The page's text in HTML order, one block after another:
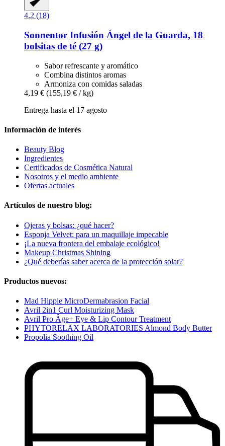
4.2 (18)
Sonnentor Infusión Ángel de la Guarda, 18
bolsitas de té (27 g)
Sabor refrescante y aromático
Combina distintos aromas
Armoniza con comidas saladas
4,19 € (155,19 € / kg)
Entrega hasta el 17 agosto
Información de interés
Beauty Blog
Ingredientes
Certificados de Cosmética Natural
Nosotros y el medio ambiente
Ofertas actuales
Artículos de nuestro blog:
Ojeras y bolsas: ¿qué hacer?
Esponja Velvet: para un maquillaje impecable
¡La nueva frontera del embalaje ecológico!
Makeup Christmas Shining
¿Qué deberías saber acerca de la protección solar?
Productos nuevos:
Mad Hippie MicroDermabrasion Facial
Avril 2in1 Curl Moisturizing Mask
Avril Pro Âge+ Eye & Lip Contour Treatment
PHYTORELAX LABORATORIES Almond Body Butter
Propolia Soothing Oil